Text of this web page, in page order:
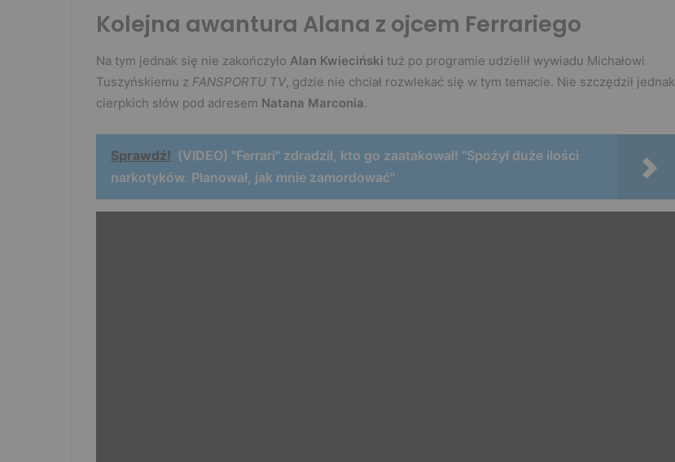
Kolejna awantura Alana z ojcem Ferrariego
Na tym jednak się nie zakończyło Alan Kwieciński tuż po programie udzielił wywiadu Michałowi
Tuszyńskiemu z FANSPORTU TV, gdzie nie chciał rozwlekać się w tym temacie. Nie szczędził jednak
cierpkich słów pod adresem Natana Marconia.
Sprawdź! (VIDEO) "Ferrari" zdradził, kto go zaatakował! "Spożył duże ilości
narkotyków. Planował, jak mnie zamordować"